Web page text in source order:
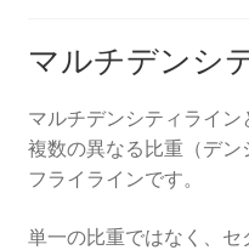
マルチデンシ
マルチデンシティライ
複数の異なる比重（デ
フライラインです。
単一の比重ではなく、